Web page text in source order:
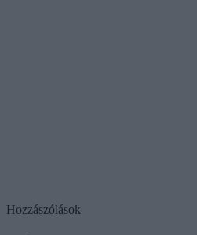
Hozzászólások